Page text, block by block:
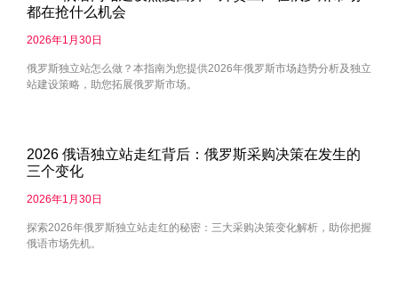
都在抢什么机会
2026年1月30日
俄罗斯独立站怎么做？本指南为您提供2026年俄罗斯市场趋势分析及独立
站建设策略，助您拓展俄罗斯市场。
2026 俄语独立站走红背后：俄罗斯采购决策在发生的
三个变化
2026年1月30日
探索2026年俄罗斯独立站走红的秘密：三大采购决策变化解析，助你把握
俄语市场先机。